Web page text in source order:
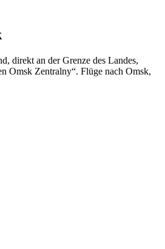
direkt an der Grenze des Landes,
Omsk Zentralny“. Flüge nach Omsk,